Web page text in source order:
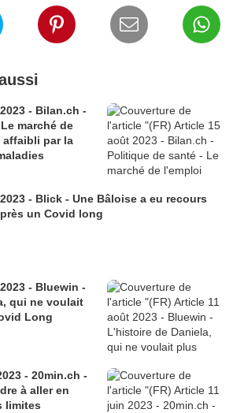
- Bilan.ch -
marché de
par la
- Blick - Une Bâloise a eu recours
un Covid long
- Bluewin -
qui ne voulait
Long
- 20min.ch -
à aller en
limites